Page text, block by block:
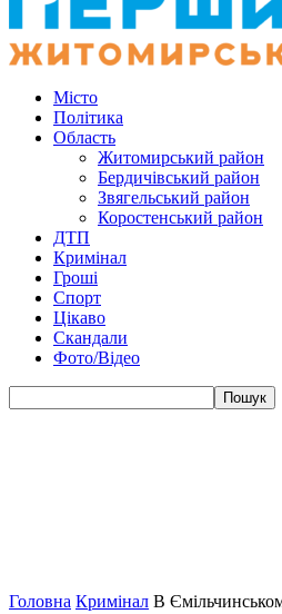
Місто
Політика
Область
Житомирський район
Бердичівський район
Звягельський район
Коростенський район
ДТП
Кримінал
Гроші
Спорт
Цікаво
Скандали
Фото/Відео
Головна Кримінал В